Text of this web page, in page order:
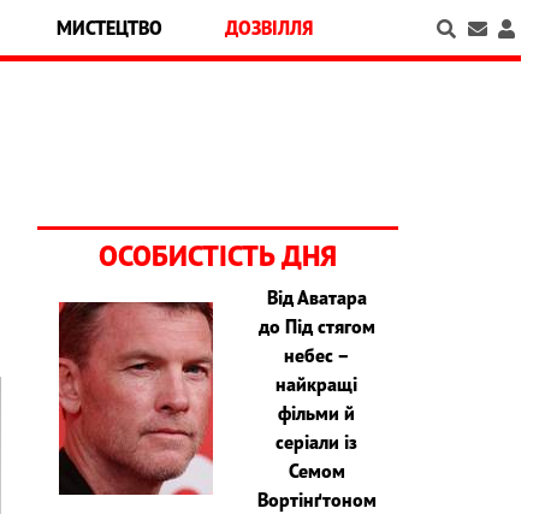
МИСТЕЦТВО ДОЗВІЛЛЯ
ОСОБИСТІСТЬ ДНЯ
Від Аватара
до Під стягом
небес –
найкращі
фільми й
серіали із
Семом
Вортінґтоном